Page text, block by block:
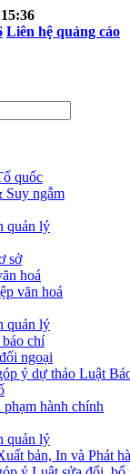
Liên hệ quảng cáo
quốc
Suy ngẫm
quản lý
sở
hoá
văn hoá
quản lý
báo chí
ngoại
ý dự thảo Luật
hành chính
quản lý
bản, In và Phát